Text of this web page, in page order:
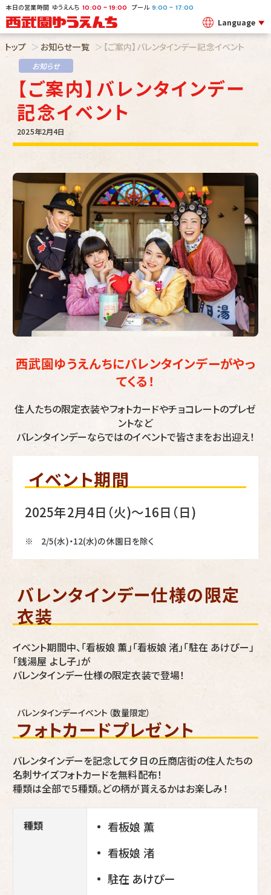
本日の営業時間 ゆうえんち 10:00 ~ 19:00 プール 9:00 ~ 17:00
Language
トップ お知らせ一覧 【ご案内】バレンタインデー記念イベント
お知らせ
【ご案内】バレンタインデー
記念イベント
2025年2月4日
西武園ゆうえんちにバレンタインデーがやっ
てくる！
住人たちの限定衣装やフォトカードやチョコレートのプレゼ
ントなど
バレンタインデーならではのイベントで皆さまをお出迎え！
イベント期間
2025年2月4日（火)～16日（日)
※ 2/5(水)・12(水)の休園日を除く
バレンタインデー仕様の限定
衣装
イベント期間中、「看板娘 薫」「看板娘 渚」「駐在 あけぴー」
「銭湯屋 よし子」が
バレンタインデー仕様の限定衣装で登場！
バレンタインデーイベント（数量限定）
フォトカードプレゼント
バレンタインデーを記念して夕日の丘商店街の住人たちの
名刺サイズフォトカードを無料配布！
種類は全部で５種類。どの柄が貰えるかはお楽しみ！
種類
看板娘 薫
看板娘 渚
駐在 あけぴー